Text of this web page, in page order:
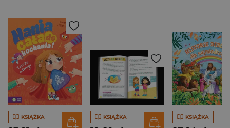
KSIĄŻKA KSIĄŻKA KSIĄŻKA